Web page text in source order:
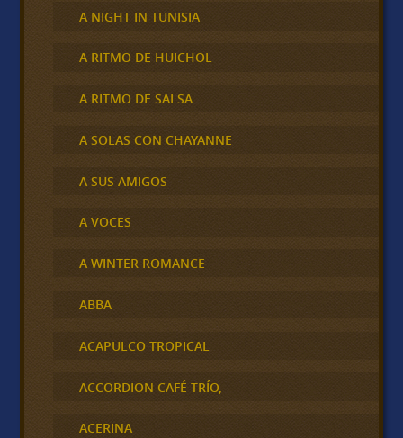
A NIGHT IN TUNISIA
A RITMO DE HUICHOL
A RITMO DE SALSA
A SOLAS CON CHAYANNE
A SUS AMIGOS
A VOCES
A WINTER ROMANCE
ABBA
ACAPULCO TROPICAL
ACCORDION CAFÉ TRÍO,
ACERINA